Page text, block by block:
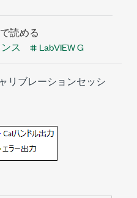
読める
ス LabVIEW G
リブレーションセッシ